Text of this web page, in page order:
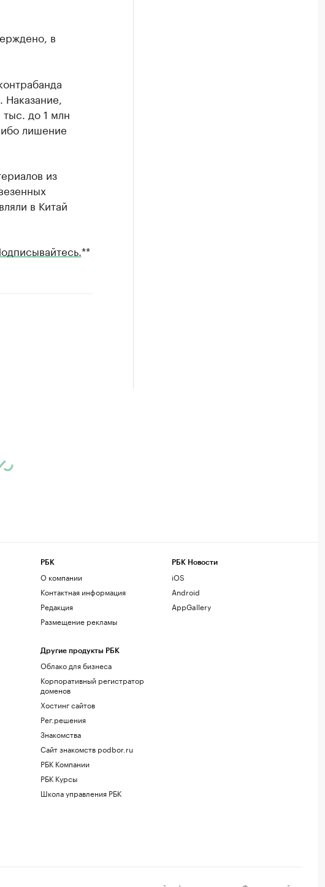
в
до 1 млн
лишение
из
в Китай
**
РБК
О компании
Контактная информация
Редакция
Размещение рекламы
Другие продукты РБК
Облако для бизнеса
Корпоративный регистратор
доменов
Хостинг сайтов
Рег.решения
Знакомства
Сайт знакомств podbor.ru
РБК Компании
РБК Курсы
Школа управления РБК
РБК Новости
iOS
Android
AppGallery